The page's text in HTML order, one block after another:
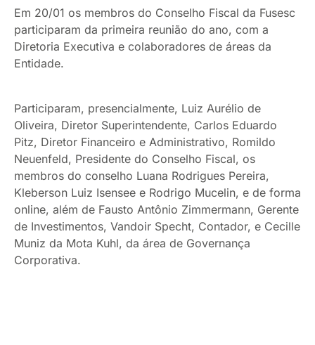
Em 20/01 os membros do Conselho Fiscal da Fusesc
participaram da primeira reunião do ano, com a
Diretoria Executiva e colaboradores de áreas da
Entidade.
Participaram, presencialmente, Luiz Aurélio de
Oliveira, Diretor Superintendente, Carlos Eduardo
Pitz, Diretor Financeiro e Administrativo, Romildo
Neuenfeld, Presidente do Conselho Fiscal, os
membros do conselho Luana Rodrigues Pereira,
Kleberson Luiz Isensee e Rodrigo Mucelin, e de forma
online, além de Fausto Antônio Zimmermann, Gerente
de Investimentos, Vandoir Specht, Contador, e Cecille
Muniz da Mota Kuhl, da área de Governança
Corporativa.